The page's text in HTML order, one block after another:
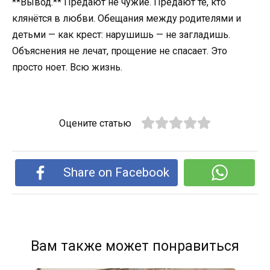
клянётся в любви. Обещания между родителями и
детьми — как крест: нарушишь — не загладишь.
Объяснения не лечат, прощение не спасает. Это
просто ноет. Всю жизнь.
Оцените статью
Share on Facebook
Вам также может понравиться